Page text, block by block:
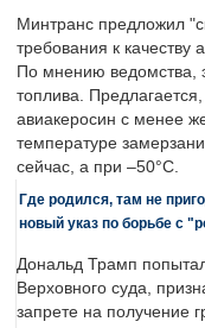
Минтранс предложил
требования к качеству
По мнению ведомства,
топлива.
авиакеросин с менее
температуре
сейчас, а при –50°C.
Где родился, там не
новый указ по борьбе с
Дональд Трамп
Верховного суда,
запрете на получение